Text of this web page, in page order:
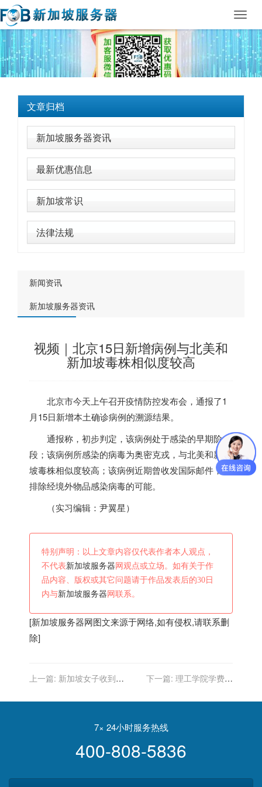
文章归档
新加坡服务器资讯
最新优惠信息
新加坡常识
法律法规
新闻资讯
新加坡服务器资讯
视频｜北京15日新增病例与北美和
新加坡毒株相似度较高
北京市今天上午召开疫情防控发布会，通报了1
月15日新增本土确诊病例的溯源结果。
通报称，初步判定，该病例处于感染的早期阶
段；该病例所感染的病毒为奥密克戎，与北美和新加
坡毒株相似度较高；该病例近期曾收发国际邮件，不
排除经境外物品感染病毒的可能。
（实习编辑：尹翼星）
特别声明：以上文章内容仅代表作者本人观点，
不代表新加坡服务器 网观点或立场。如有关于作
品内容、版权或其它问题请于作品发表后的30日
内与新加坡服务器 网联系。
[新加坡服务器网图文来源于网络,如有侵权,请联系删
除]
上一篇: 新加坡女子收到一
下一篇: 理工学院学费上
多少学费！
7× 24小时服务热线
400-808-5836